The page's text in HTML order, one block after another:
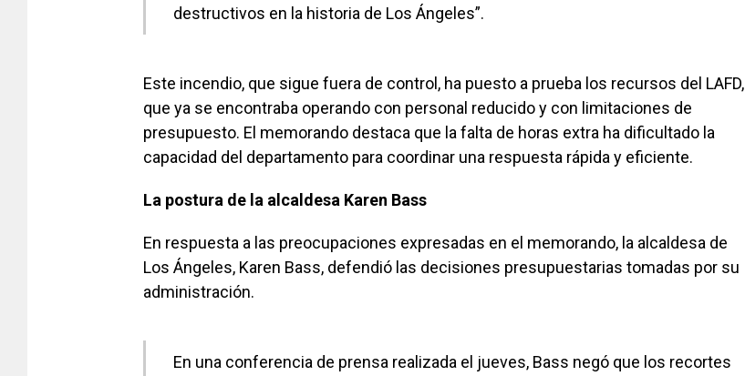
destructivos en la historia de Los Ángeles”.
Este incendio, que sigue fuera de control, ha puesto a prueba los recursos del LAFD,
que ya se encontraba operando con personal reducido y con limitaciones de
presupuesto. El memorando destaca que la falta de horas extra ha dificultado la
capacidad del departamento para coordinar una respuesta rápida y eficiente.
La postura de la alcaldesa Karen Bass
En respuesta a las preocupaciones expresadas en el memorando, la alcaldesa de
Los Ángeles, Karen Bass, defendió las decisiones presupuestarias tomadas por su
administración.
En una conferencia de prensa realizada el jueves, Bass negó que los recortes